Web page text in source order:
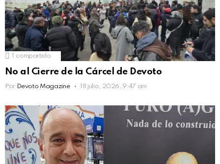
1 compartido
No al Cierre de la Cárcel de Devoto
Por Devoto Magazine 18 julio, 2026, 9:47 am